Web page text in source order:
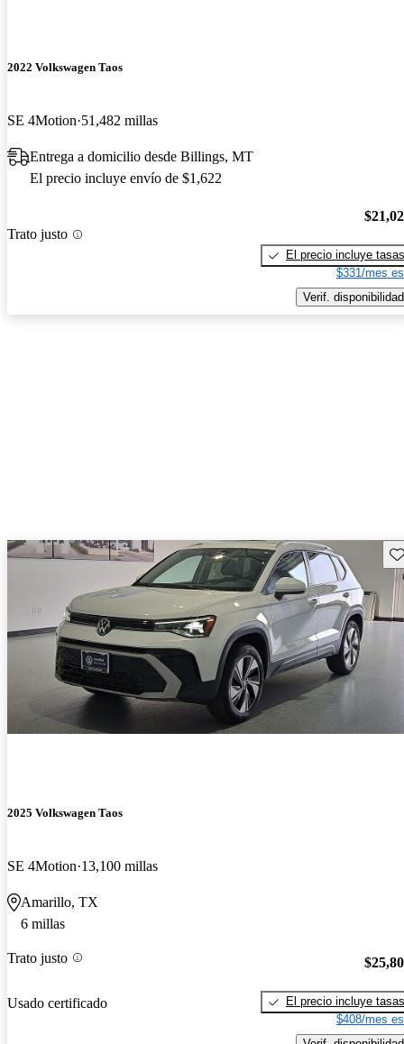
2022 Volkswagen Taos
SE 4Motion 51,482 millas
Entrega a domicilio desde Billings, MT
El precio incluye envío de $1,622
Trato justo
El precio incluye tasas
$331/mes
Verif. disponibilidad
2025 Volkswagen Taos
SE 4Motion 13,100 millas
Amarillo, TX
6 millas
Trato justo
Usado certificado
El precio incluye tasas
$408/mes